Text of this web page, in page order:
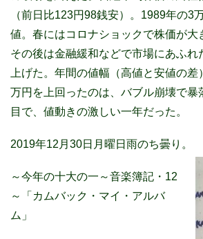
（前日比123円98銭安）。1989年の3
値。春にはコロナショックで株価が大
その後は金融緩和などで市場にあふれ
上げた。年間の値幅（高値と安値の
万円を上回ったのは、バブル崩壊で暴
目で、値動きの激しい一年だった。
2019年12月30日月曜日雨のち曇り。
～今年の十大の一～音楽簿記・12
～「カムバック・マイ・アルバ
ム」